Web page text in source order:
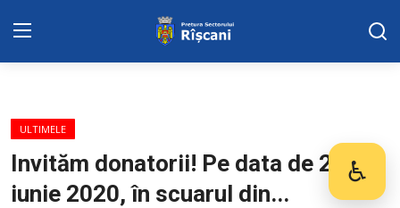
♿
Adresa: str. Kiev 3 | tel: +373 (22) 44 10
98 | mail: pretura.riscani@gmail.com
ULTIMELE
Invităm donatorii! Pe data de 25
iunie 2020, în scuarul din...